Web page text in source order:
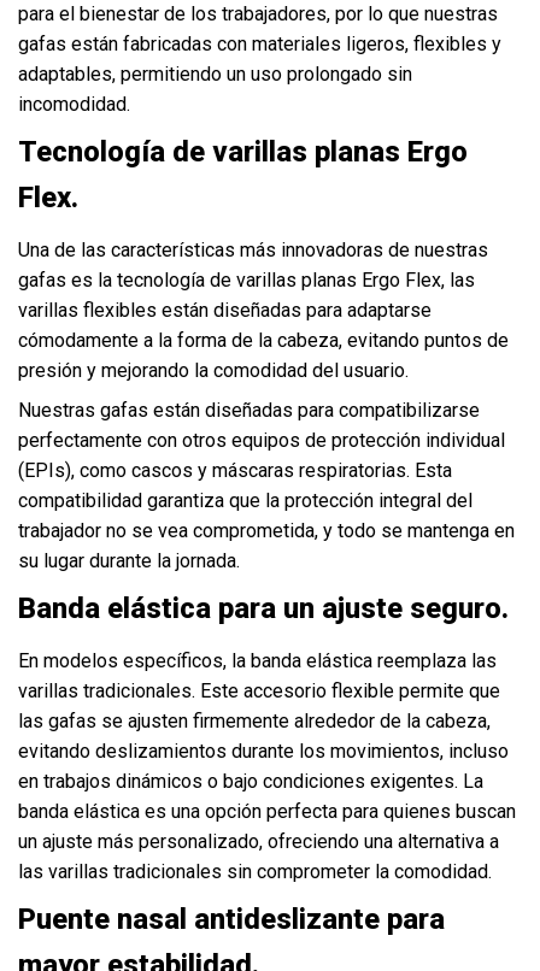
para el bienestar de los trabajadores, por lo que nuestras
gafas están fabricadas con materiales ligeros, flexibles y
adaptables, permitiendo un uso prolongado sin
incomodidad.
Tecnología de varillas planas Ergo
Flex.
Una de las características más innovadoras de nuestras
gafas es la tecnología de varillas planas Ergo Flex, las
varillas flexibles están diseñadas para adaptarse
cómodamente a la forma de la cabeza, evitando puntos de
presión y mejorando la comodidad del usuario.
Nuestras gafas están diseñadas para compatibilizarse
perfectamente con otros equipos de protección individual
(EPIs), como cascos y máscaras respiratorias. Esta
compatibilidad garantiza que la protección integral del
trabajador no se vea comprometida, y todo se mantenga en
su lugar durante la jornada.
Banda elástica para un ajuste seguro.
En modelos específicos, la banda elástica reemplaza las
varillas tradicionales. Este accesorio flexible permite que
las gafas se ajusten firmemente alrededor de la cabeza,
evitando deslizamientos durante los movimientos, incluso
en trabajos dinámicos o bajo condiciones exigentes. La
banda elástica es una opción perfecta para quienes buscan
un ajuste más personalizado, ofreciendo una alternativa a
las varillas tradicionales sin comprometer la comodidad.
Puente nasal antideslizante para